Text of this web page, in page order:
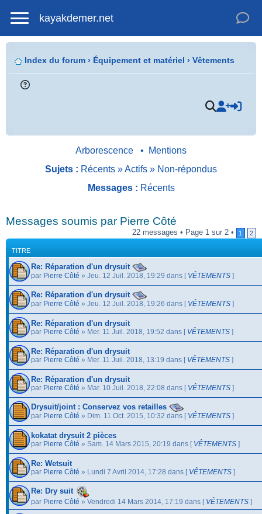
kayakdemer.net
Index du forum › Équipement et matériel › Vêtements
Arborescence •
Mentions
Sujets : Récents »Actifs » Non-répondus
Messages : Récents
Messages soumis par Pierre Côté
22 messages • Page 1 sur 2 • 1 2
TITRE
Re: Réparation d'un drysuit
par Pierre Côté » Jeu. 12 Juil. 2018, 19:29 dans [ VÊTEMENTS ]
Re: Réparation d'un drysuit
par Pierre Côté » Jeu. 12 Juil. 2018, 19:26 dans [ VÊTEMENTS ]
Re: Réparation d'un drysuit
par Pierre Côté » Mer. 11 Juil. 2018, 19:52 dans [ VÊTEMENTS ]
Re: Réparation d'un drysuit
par Pierre Côté » Mer. 11 Juil. 2018, 13:19 dans [ VÊTEMENTS ]
Re: Réparation d'un drysuit
par Pierre Côté » Mar. 10 Juil. 2018, 22:08 dans [ VÊTEMENTS ]
Drysuit/joint : Conservez vos retailles
par Pierre Côté » Dim. 11 Oct. 2015, 10:32 dans [ VÊTEMENTS ]
kokatat drysuit 2 pièces
par Pierre Côté » Sam. 14 Mars 2015, 20:19 dans [ VÊTEMENTS ]
Re: Wetsuit
par Pierre Côté » Lundi 7 Avril 2014, 17:28 dans [ VÊTEMENTS ]
Re: Dry suit
par Pierre Côté » Vendredi 14 Mars 2014, 17:19 dans [ VÊTEMENTS ]